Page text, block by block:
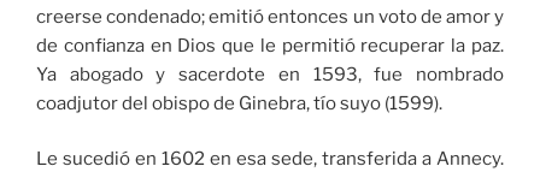
creerse condenado; emitió entonces un voto de amor y
de confianza en Dios que le permitió recuperar la paz.
Ya abogado y sacerdote en 1593, fue nombrado
coadjutor del obispo de Ginebra, tío suyo (1599).
Le sucedió en 1602 en esa sede, transferida a Annecy.